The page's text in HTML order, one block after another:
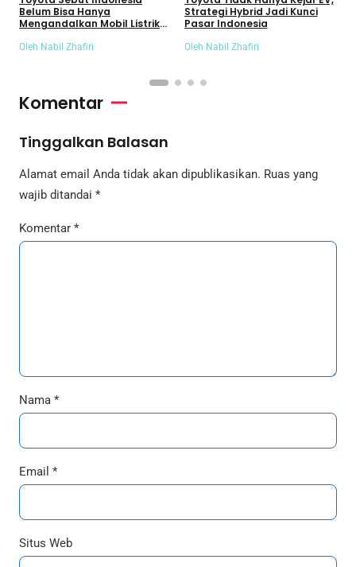
Belum Bisa Hanya
Mengandalkan Mobil Listrik
Oleh Nabil Zhafiri
Strategi Hybrid Jadi Kunci
Pasar Indonesia
Oleh Nabil Zhafiri
Komentar
Tinggalkan Balasan
Alamat email Anda tidak akan dipublikasikan. Ruas yang
wajib ditandai *
Komentar *
Nama *
Email *
Situs Web